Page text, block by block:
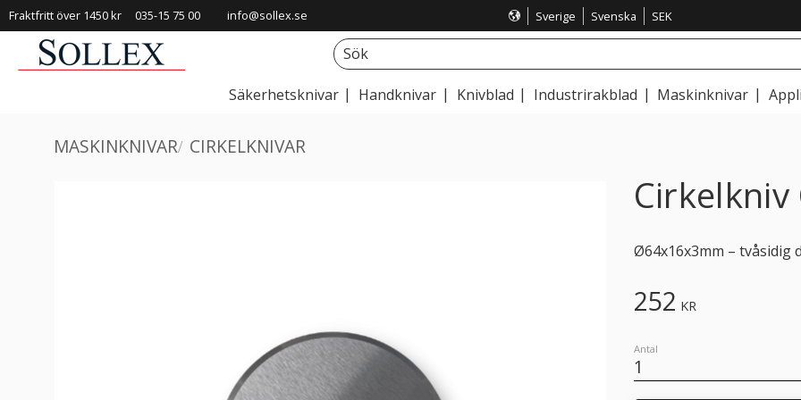
Fraktfritt över 1450 kr 035-15 75 00 info@sollex.se Sverige Svenska SEK
Säkerhetsknivar Handknivar Knivblad Industrirakblad Maskinknivar
MASKINKNIVAR CIRKELKNIVAR
Ø64x16x3mm – tvåsidig
252 KR
Antal